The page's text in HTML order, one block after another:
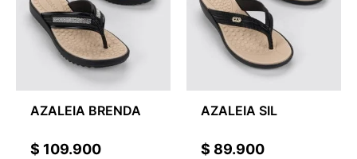
AZALEIA BRENDA
$ 109.900
AZALEIA SIL
$ 89.900